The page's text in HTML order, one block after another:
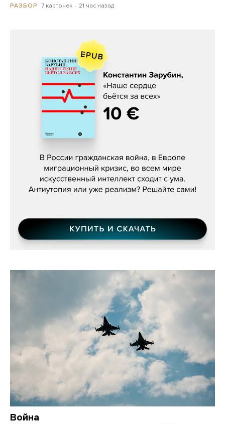
РАЗБОР 7 карточек 21 час назад
Константин Зарубин, «Наше сердце
Война